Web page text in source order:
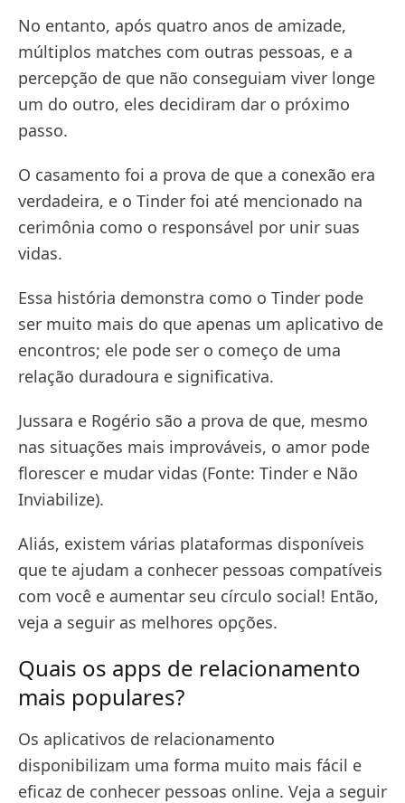
No entanto, após quatro anos de amizade,
múltiplos matches com outras pessoas, e a
percepção de que não conseguiam viver longe
um do outro, eles decidiram dar o próximo
passo.
O casamento foi a prova de que a conexão era
verdadeira, e o Tinder foi até mencionado na
cerimônia como o responsável por unir suas
vidas.
Essa história demonstra como o Tinder pode
ser muito mais do que apenas um aplicativo de
encontros; ele pode ser o começo de uma
relação duradoura e significativa.
Jussara e Rogério são a prova de que, mesmo
nas situações mais improváveis, o amor pode
florescer e mudar vidas (Fonte: Tinder e Não
Inviabilize).
Aliás, existem várias plataformas disponíveis
que te ajudam a conhecer pessoas compatíveis
com você e aumentar seu círculo social! Então,
veja a seguir as melhores opções.
Quais os apps de relacionamento
mais populares?
Os aplicativos de relacionamento
disponibilizam uma forma muito mais fácil e
eficaz de conhecer pessoas online. Veja a seguir